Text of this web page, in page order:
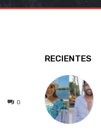
0
RECIENTES